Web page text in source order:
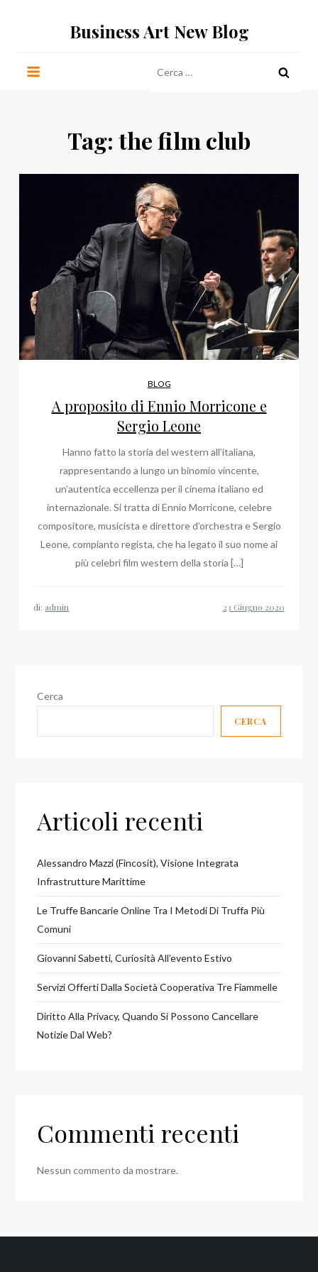
Business Art New Blog
per:
Tag: the film club
BLOG
A proposito di Ennio Morricone e
Sergio Leone
Hanno fatto la storia del western all’italiana,
rappresentando a lungo un binomio vincente,
un’autentica eccellenza per il cinema italiano ed
internazionale. Si tratta di Ennio Morricone, celebre
compositore, musicista e direttore d’orchestra e Sergio
Leone, compianto regista, che ha legato il suo nome ai
più celebri film western della storia […]
di: admin
Cerca
CERCA
Articoli recenti
Alessandro Mazzi (Fincosit), Visione Integrata
Infrastrutture Marittime
Le Truffe Bancarie Online Tra I Metodi Di Truffa Più
Comuni
Giovanni Sabetti, Curiosità All’evento Estivo
Servizi Offerti Dalla Società Cooperativa Tre Fiammelle
Diritto Alla Privacy, Quando Si Possono Cancellare
Notizie Dal Web?
Commenti recenti
Nessun commento da mostrare.